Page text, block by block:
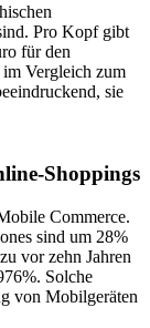
Pro Kopf gibt
für den
Vergleich zum
sie
Shoppings
Commerce.
sind um 28%
vor zehn Jahren
Solche
von Mobilgeräten